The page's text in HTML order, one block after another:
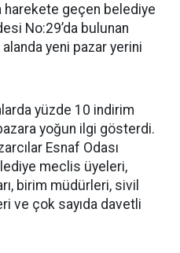
harekete geçen belediye
No:29’da bulunan
yeni pazar yerini
yüzde 10 indirim
yoğun ilgi gösterdi.
Esnaf Odası
meclis üyeleri,
birim müdürleri, sivil
ve çok sayıda davetli